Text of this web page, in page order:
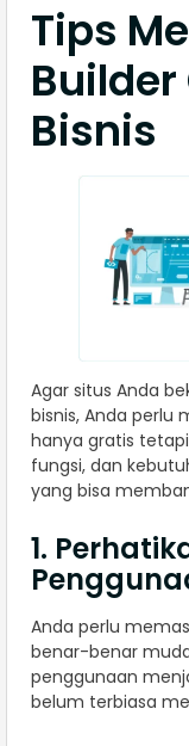
Tips
Bisnis
Agar situs Anda
bisnis, Anda perlu
hanya gratis
fungsi, dan
yang bisa
1.
Anda perlu
benar-benar
penggunaan
belum terbiasa